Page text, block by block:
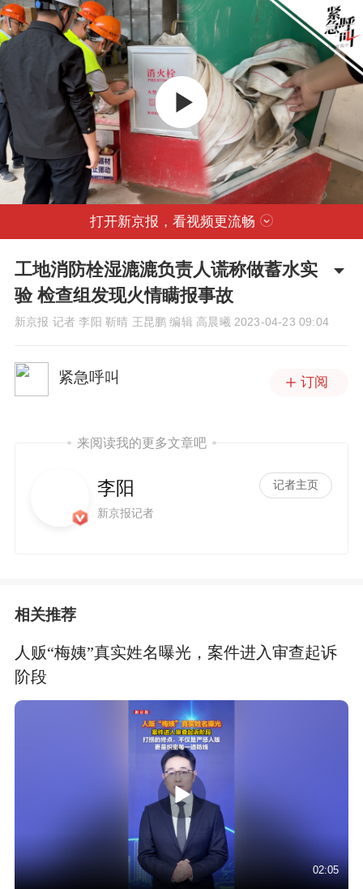
打开新京报，看视频更流畅
工地消防栓湿漉漉负责人谎称做蓄水实
验 检查组发现火情瞒报事故
新京报 记者 李阳 靳晴 王昆鹏 编辑 高晨曦 2023-04-23 09:04
紧急呼叫 订阅
来阅读我的更多文章吧
李阳
新京报记者
记者主页
相关推荐
人贩“梅姨”真实姓名曝光，案件进入审查起诉
阶段
02:05